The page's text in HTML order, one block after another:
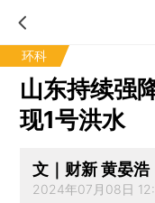
环科
山东持续强
现1号洪水
文｜财新 黄晏浩
2024年07月08日